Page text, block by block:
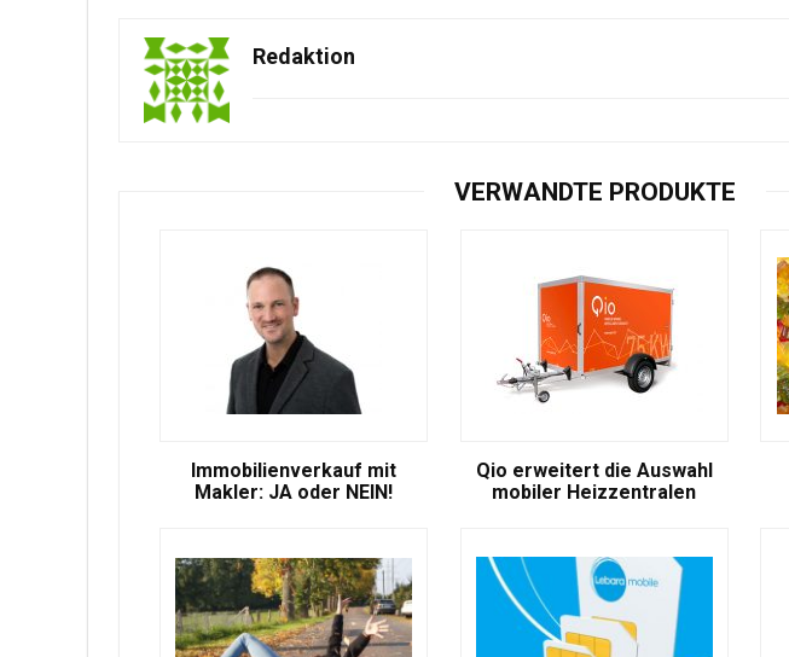
Redaktion
VERWANDTE PRODUKTE
Immobilienverkauf mit
Makler: JA oder NEIN!
Qio erweitert die Auswahl
mobiler Heizzentralen